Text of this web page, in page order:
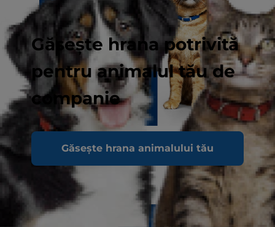
Găsește hrana potrivită
pentru animalul tău de
companie
Găsește hrana animalului tău